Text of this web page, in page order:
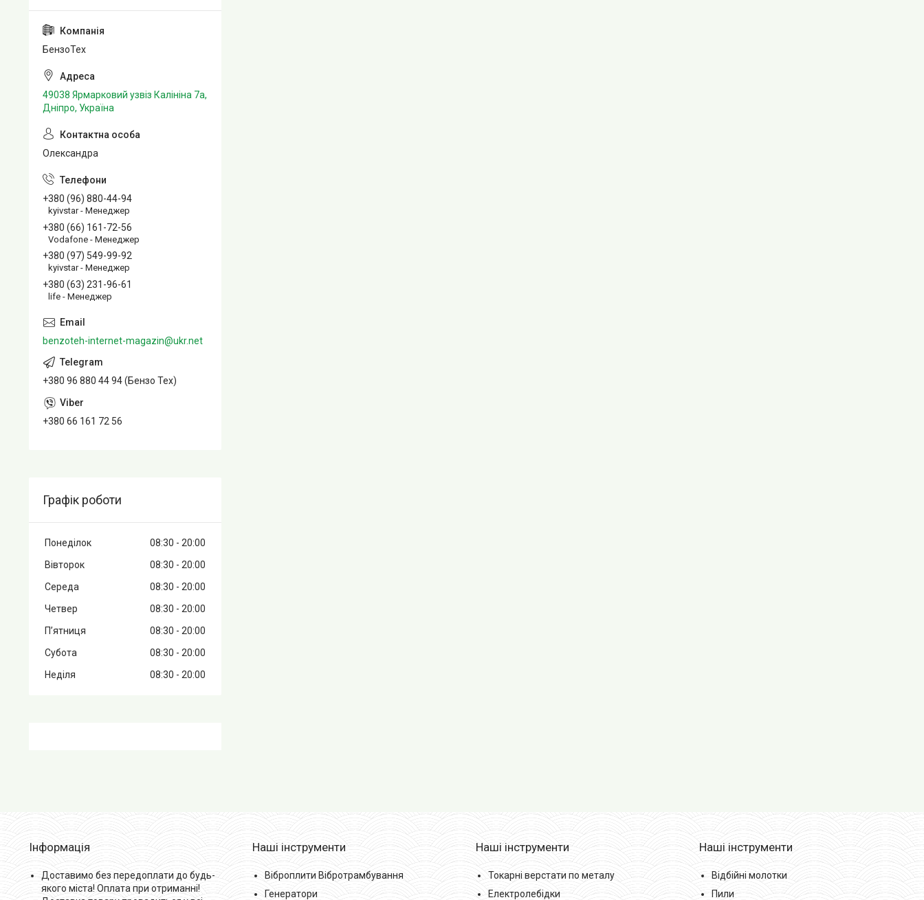
БензоТех
49038 Ярмарковий узвіз Калініна 7а,
Дніпро, Україна
Олександра
+380 (96) 880-44-94
kyivstar - Менеджер
+380 (66) 161-72-56
Vodafone - Менеджер
+380 (97) 549-99-92
kyivstar - Менеджер
+380 (63) 231-96-61
life - Менеджер
benzoteh-internet-magazin@ukr.net
+380 96 880 44 94 (Бензо Тех)
+380 66 161 72 56
Графік роботи
Понеділок 08:30
20:00
Вівторок
08:30
20:00
Середа
08:30
20:00
Четвер
08:30
20:00
Пʼятниця
08:30
20:00
Субота
08:30
20:00
Неділя
08:30 20:00
Інформація
Доставимо без передоплати до будь-
якого міста! Оплата при отриманні!
Наші інструменти
Віброплити Вібротрамбування
Генератори
Наші інструменти
Токарні верстати по металу
Електролебідки
Наші інструменти
Відбійні молотки
Пили